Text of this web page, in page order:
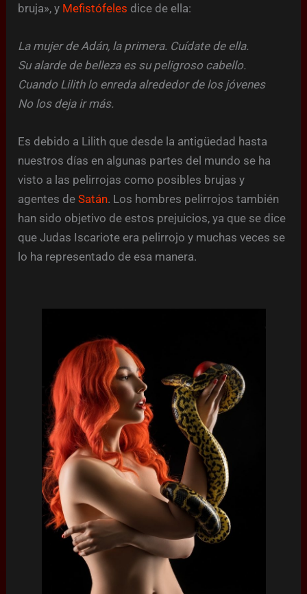
bruja», y Mefistófeles dice de ella:
La mujer de Adán, la primera. Cuídate de ella.
Su alarde de belleza es su peligroso cabello.
Cuando Lilith lo enreda alrededor de los jóvenes
No los deja ir más.
Es debido a Lilith que desde la antigüedad hasta
nuestros días en algunas partes del mundo se ha
visto a las pelirrojas como posibles brujas y
agentes deSatán. Los hombres pelirrojos también
han sido objetivo de estos prejuicios, ya que se dice
que Judas Iscariote era pelirrojo y muchas veces se
lo ha representado de esa manera.